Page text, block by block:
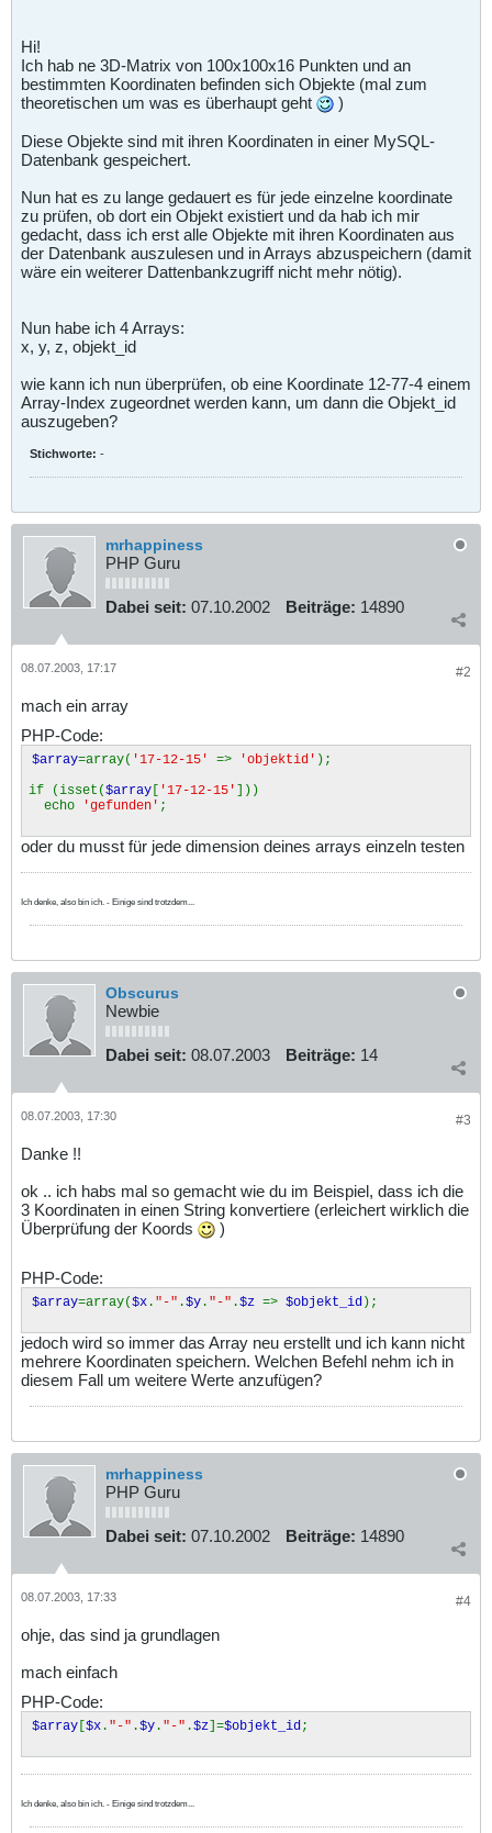
Hi!
Ich hab ne 3D-Matrix von 100x100x16 Punkten und an
bestimmten Koordinaten befinden sich Objekte (mal zum
theoretischen um was es überhaupt geht
)
Diese Objekte sind mit ihren Koordinaten in einer MySQL-
Datenbank gespeichert.
Nun hat es zu lange gedauert es für jede einzelne koordinate
zu prüfen, ob dort ein Objekt existiert und da hab ich mir
gedacht, dass ich erst alle Objekte mit ihren Koordinaten aus
der Datenbank auszulesen und in Arrays abzuspeichern (damit
wäre ein weiterer Dattenbankzugriff nicht mehr nötig).
Nun habe ich 4 Arrays:
x, y, z, objekt_id
wie kann ich nun überprüfen, ob eine Koordinate 12-77-4 einem
Array-Index zugeordnet werden kann, um dann die Objekt_id
auszugeben?
Stichworte: -
mrhappiness
PHP Guru
Dabei seit: 07.10.2002 Beiträge: 14890
#2
08.07.2003, 17:17
mach ein array
PHP-Code:
$array=array( '17-12-15' => 'objektid' );
if (isset($array [ '17-12-15' ]))
echo
'gefunden' ;
oder du musst für jede dimension deines arrays einzeln testen
Ich denke, also bin ich. - Einige sind trotzdem...
Obscurus
Newbie
Dabei seit: 08.07.2003 Beiträge: 14
#3
08.07.2003, 17:30
Danke !!
ok .. ich habs mal so gemacht wie du im Beispiel, dass ich die
3 Koordinaten in einen String konvertiere (erleichert wirklich die
Überprüfung der Koords
)
PHP-Code:
$array=array($x . "-" .$y . "-" .$z => $objekt_id );
jedoch wird so immer das Array neu erstellt und ich kann nicht
mehrere Koordinaten speichern. Welchen Befehl nehm ich in
diesem Fall um weitere Werte anzufügen?
mrhappiness
PHP Guru
Dabei seit: 07.10.2002 Beiträge: 14890
#4
08.07.2003, 17:33
ohje, das sind ja grundlagen
mach einfach
PHP-Code:
$array [$x . "-" .$y . "-" .$z]=$objekt_id ;
Ich denke, also bin ich. - Einige sind trotzdem...